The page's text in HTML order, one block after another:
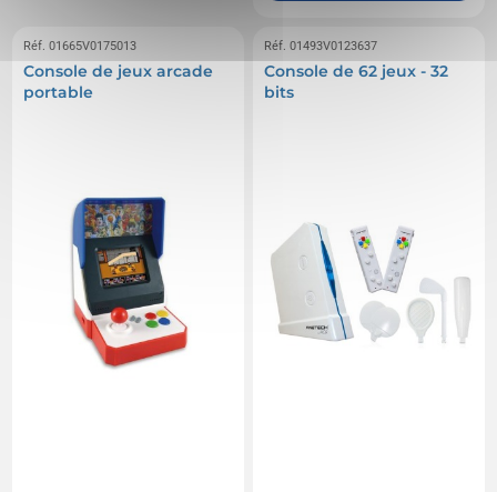
Réf. 01665V0175013
Console de jeux arcade
portable
Réf. 01493V0123637
Console de 62 jeux - 32
bits